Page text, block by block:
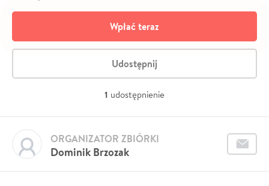
Wpłać teraz
Udostępnij
1 udostępnienie
Dominik Brzozak
ORGANIZATOR ZBIÓRKI